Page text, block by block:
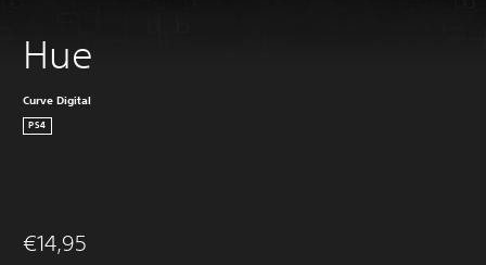
Hue
Curve Digital
PS4
€14,95